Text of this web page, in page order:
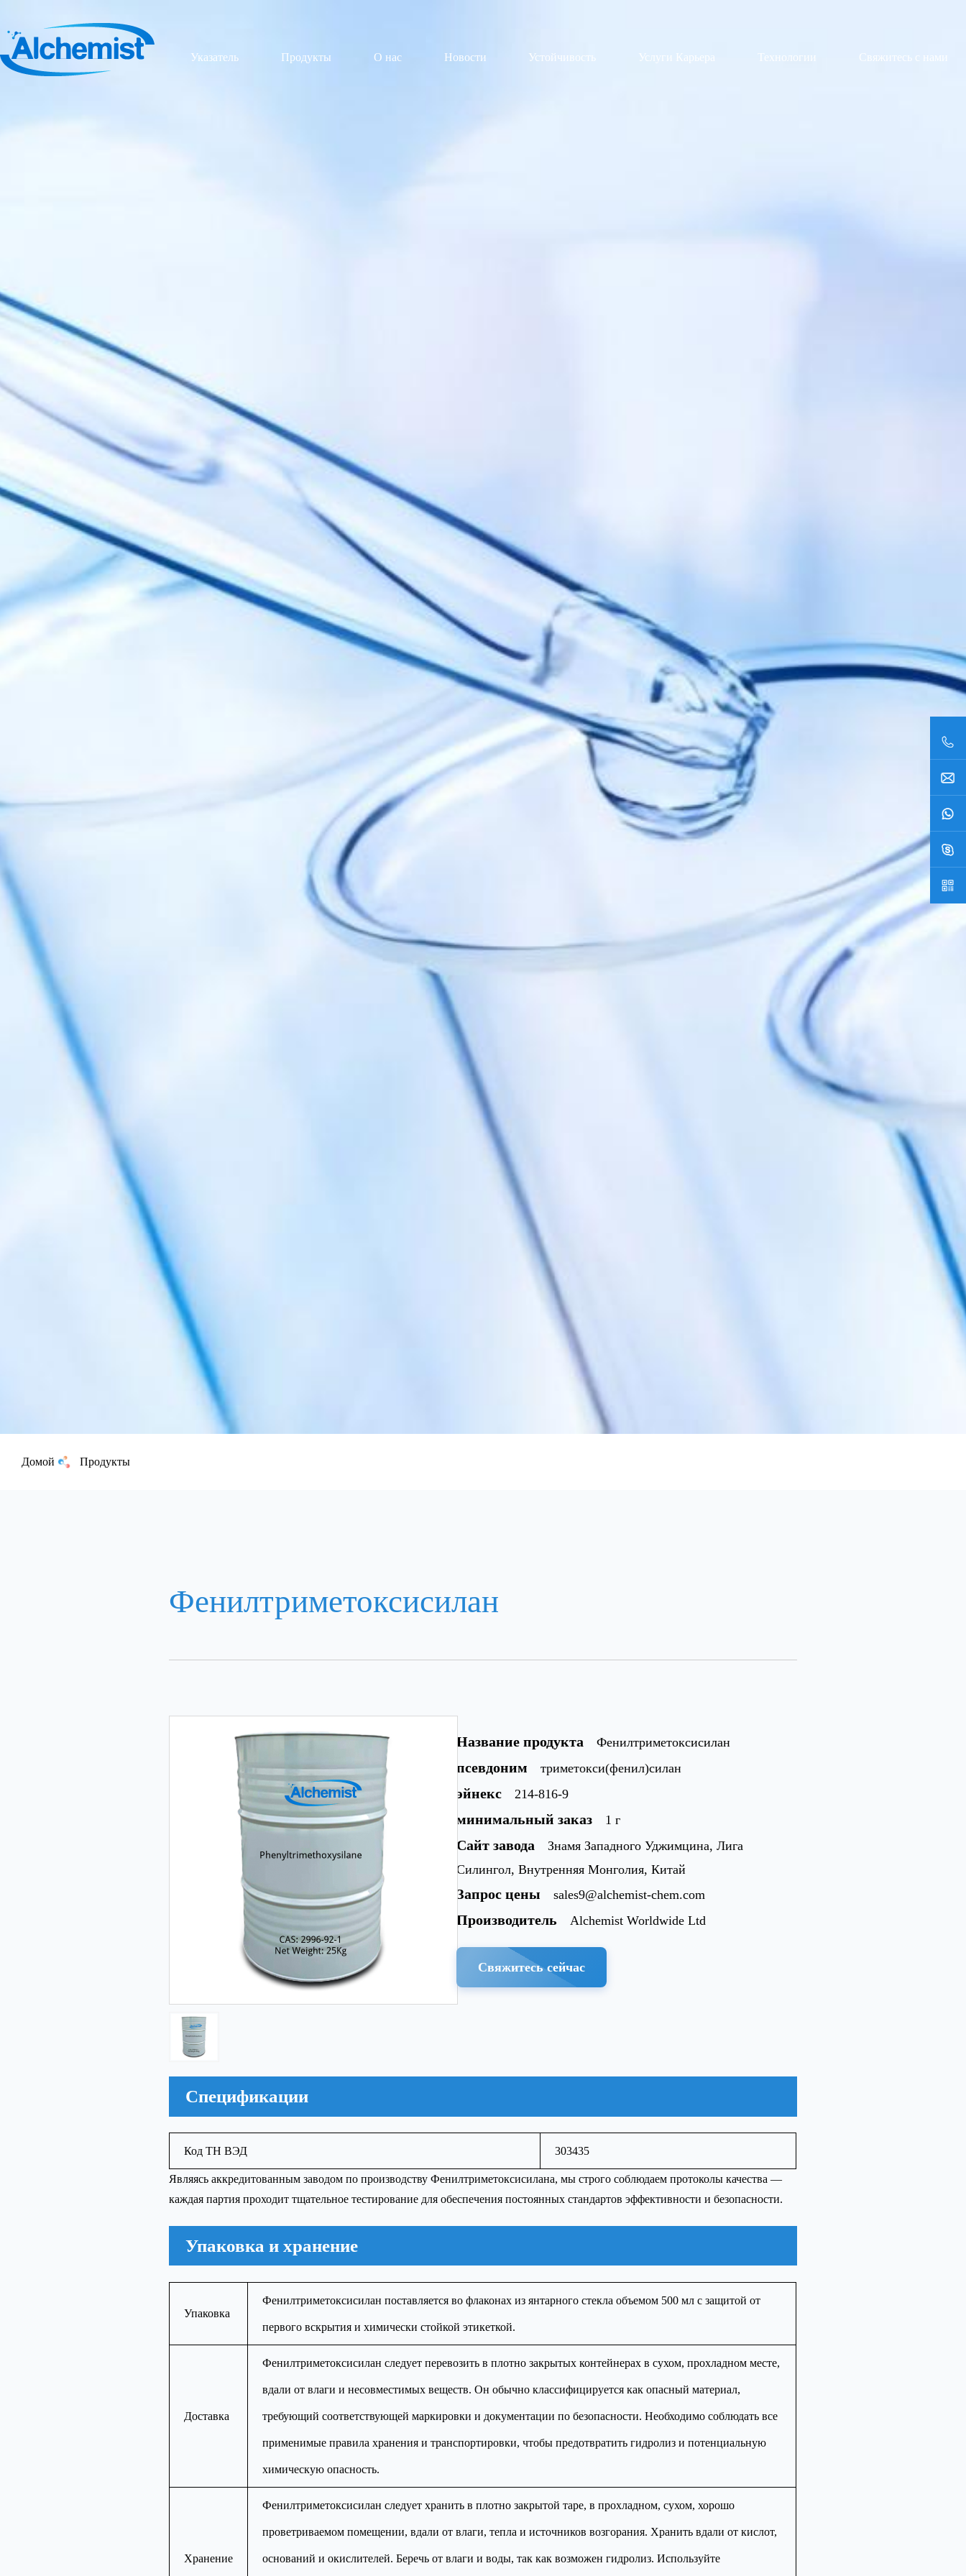
Указатель Продукты О нас Новости Устойчивость Услуги Карьера Технологии Свяжитесь с нами
Домой Продукты
Фенилтриметоксисилан
Название продукта Фенилтриметоксисилан
псевдоним триметокси(фенил)силан
эйнекс 214-816-9
минимальный заказ 1 г
Сайт завода
Знамя Западного Уджимцина, Лига
Силингол, Внутренняя Монголия, Китай
Запрос цены sales9@alchemist-chem.com
Производитель Alchemist Worldwide Ltd
Свяжитесь сейчас
Спецификации
Код ТН ВЭД 303435
Являясь аккредитованным заводом по производству Фенилтриметоксисилана, мы строго соблюдаем протоколы качества —
каждая партия проходит тщательное тестирование для обеспечения постоянных стандартов эффективности и безопасности.
Упаковка и хранение
Упаковка
Фенилтриметоксисилан поставляется во флаконах из янтарного стекла объемом 500 мл с защитой от
первого вскрытия и химически стойкой этикеткой.
Доставка
Фенилтриметоксисилан следует перевозить в плотно закрытых контейнерах в сухом, прохладном месте,
вдали от влаги и несовместимых веществ. Он обычно классифицируется как опасный материал,
требующий соответствующей маркировки и документации по безопасности. Необходимо соблюдать все
применимые правила хранения и транспортировки, чтобы предотвратить гидролиз и потенциальную
химическую опасность.
Хранение
Фенилтриметоксисилан следует хранить в плотно закрытой таре, в прохладном, сухом, хорошо
проветриваемом помещении, вдали от влаги, тепла и источников возгорания. Хранить вдали от кислот,
оснований и окислителей. Беречь от влаги и воды, так как возможен гидролиз. Используйте